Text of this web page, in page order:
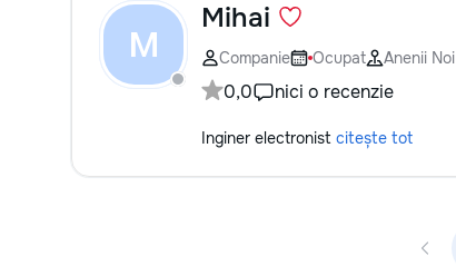
M
Mihai
Companie Ocupat Anenii Noi
0,0 nici o recenzie
Inginer electronist citește tot